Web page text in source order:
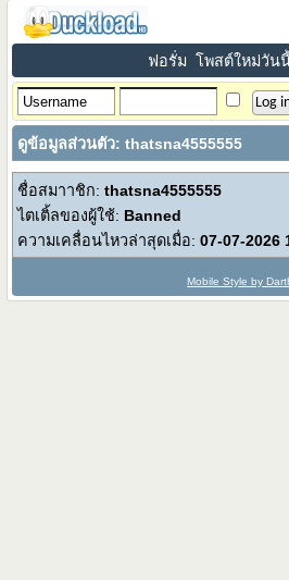
ฟอรั่ม โพสต์ใหม่วัน
ดูข้อมูลส่วนตัว: thatsna4555555
ชื่อสมาาชิก:thatsna4555555
ไตเติ้ลของผู้ใช้: Banned
ความเคลื่อนไหวล่าสุดเมื่อ: 07-07-2026
Mobile Style by